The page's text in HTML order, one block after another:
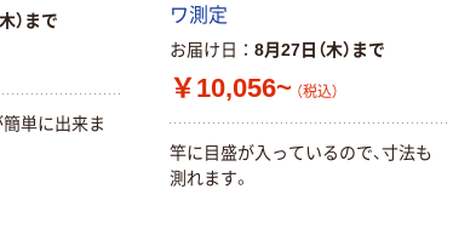
）まで
簡単に出来ま
ワ測定
お届け日 8月27日（木）まで
￥10,056~ （税込）
竿に目盛が入っているので、寸法も
測れます。
オリジナル
サントリー 伊右
ぞ。」 緑茶
￥528~
INS MINI 13